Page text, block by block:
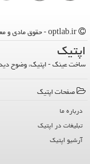
اپتیك
ساخت عینک - اپتیک، وضوح
صفحات اپتیك
درباره ما
تبلیغات در اپتیك
آرشیو اپتیك